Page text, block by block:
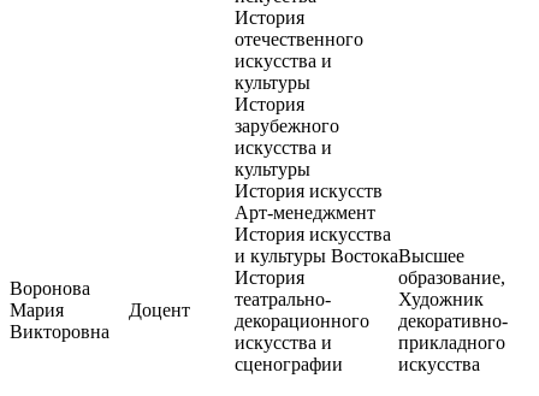
Воронова
Мария
Викторовна
Доцент
История
отечественного
искусства и
культуры
История
зарубежного
искусства и
культуры
История искусств
Арт-менеджмент
История искусства
и культуры Востока
История
театрально-
декорационного
искусства и
сценографии
Высшее
образование,
Художник
декоративно-
прикладного
искусства